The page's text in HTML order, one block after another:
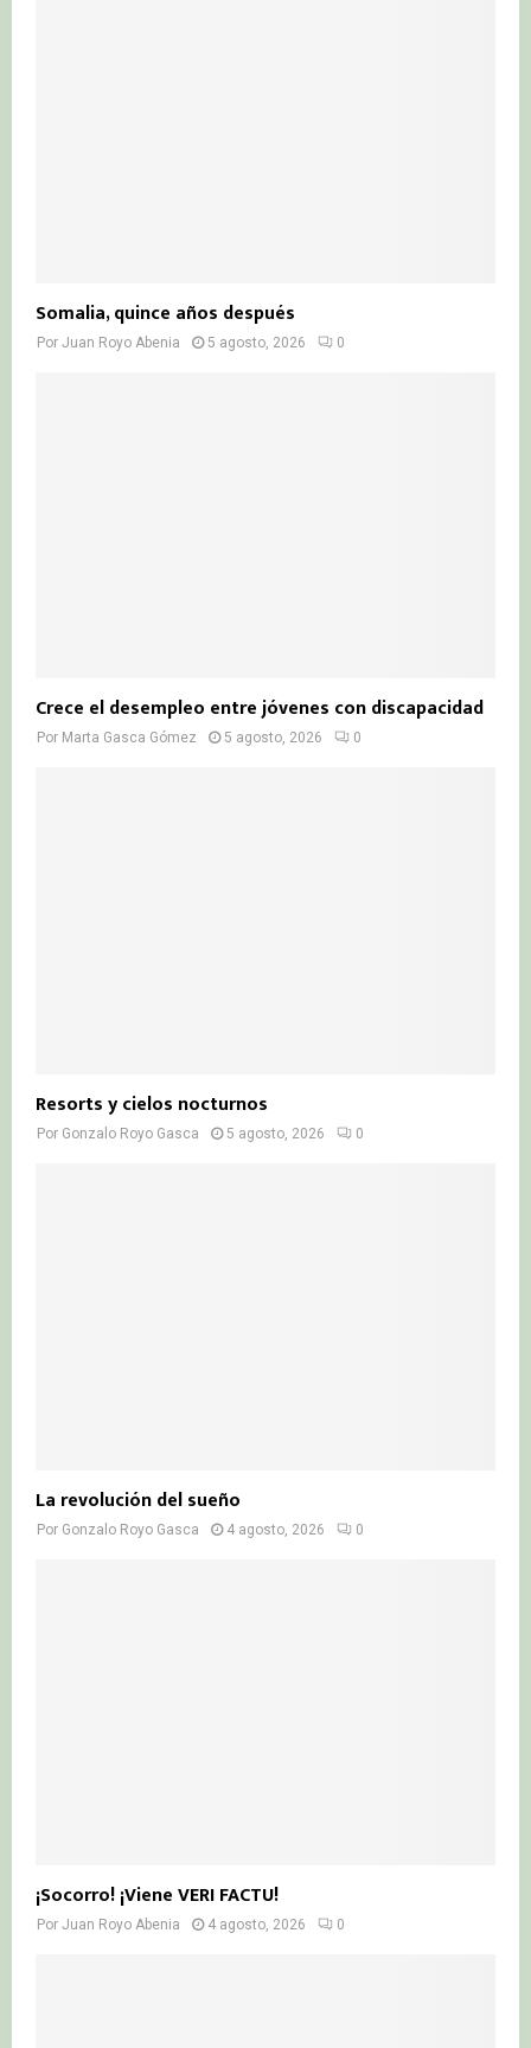
Somalia, quince años después
Por Juan Royo Abenia 5 agosto, 2026 0
Crece el desempleo entre jóvenes con discapacidad
Por Marta Gasca Gómez 5 agosto, 2026 0
Resorts y cielos nocturnos
Por Gonzalo Royo Gasca 5 agosto, 2026 0
La revolución del sueño
Por Gonzalo Royo Gasca 4 agosto, 2026 0
¡Socorro! ¡Viene VERI FACTU!
Por Juan Royo Abenia 4 agosto, 2026 0